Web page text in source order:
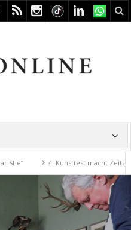
4. Kunstfest macht Zeitz zum